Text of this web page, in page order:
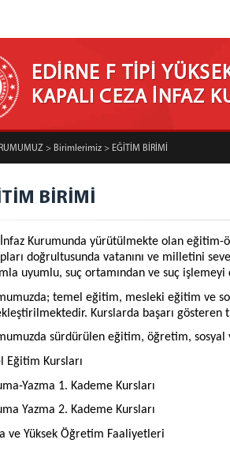
EDİRNE F TİPİ
KAPALI CEZA İNFAZ
> Birimlerimiz > EĞİTİM BİRİMİ
BİRİMİ
İnfaz Kurumunda yürütülmekte olan
doğrultusunda vatanını ve milletini
uyumlu, suç ortamından ve suç işlemeyi
temel eğitim, mesleki eğitim ve
Kurslarda başarı
sürdürülen eğitim, öğretim,
Eğitim Kursları
Yazma 1. Kademe Kursları
Yazma 2. Kademe Kursları
ve Yüksek Öğretim Faaliyetleri